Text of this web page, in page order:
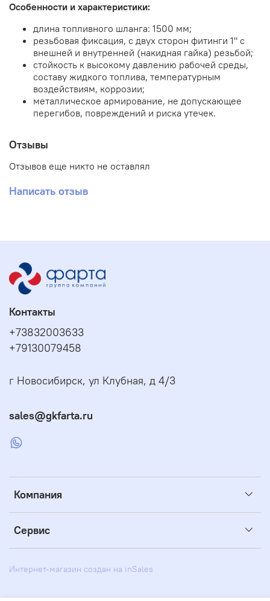
Особенности и характеристики:
длина топливного шланга: 1500 мм;
резьбовая фиксация, с двух сторон фитинги 1" с
внешней и внутренней (накидная гайка) резьбой;
стойкость к высокому давлению рабочей среды,
составу жидкого топлива, температурным
воздействиям, коррозии;
металлическое армирование, не допускающее
перегибов, повреждений и риска утечек.
Отзывы
Отзывов еще никто не оставлял
Написать отзыв
Компания
Сервис
Контакты
+73832003633
+79130079458
г Новосибирск, ул Клубная, д 4/3
sales@gkfarta.ru
Интернет-магазин создан на inSales